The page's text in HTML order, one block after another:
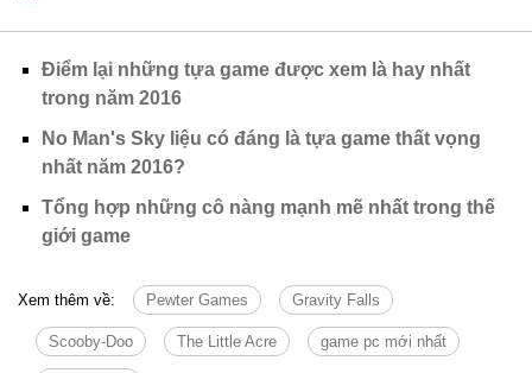
Điểm lại những tựa game được xem là hay nhất
trong năm 2016
No Man's Sky liệu có đáng là tựa game thất vọng
nhất năm 2016?
Tổng hợp những cô nàng mạnh mẽ nhất trong thế
giới game
Xem thêm về: Pewter Games Gravity Falls
Scooby-Doo The Little Acre game pc mới nhất